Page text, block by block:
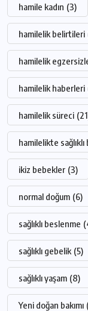
hamile kadın (3)
hamilelik belirtileri
hamilelik
hamilelik haberleri
hamilelik süreci
hamilelikte
ikiz bebekler (3)
normal doğum (6)
sağlıklı beslenme
sağlıklı gebelik (5)
sağlıklı yaşam (8)
Yeni doğan bakımı